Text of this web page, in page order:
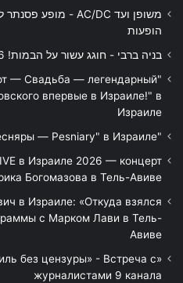
הופעות
בניה ברבי - חוגג עשור על הבמות! 2026 - כרטיסים ולוח הופעות
— Свадьба — легендарный
впервые в Израиле!" в
Израиле
"Песняры — Pesniary" в Израиле
в Израиле 2026 — концерт
Богомазова в Тель-Авиве
в Израиле: «Откуда взялся
с Марком Лави в Тель-
Авиве
без цензуры» - Встреча с
журналистами 9 канала